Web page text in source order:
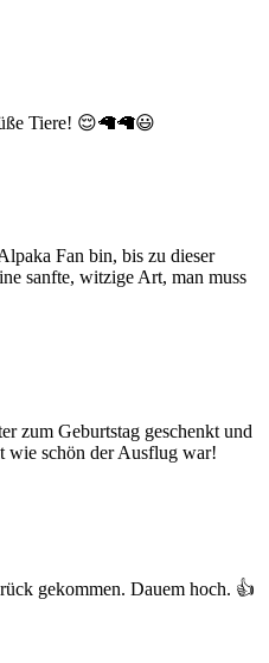
Tiere! 😌🦙🦙😃
Fan bin, bis zu dieser
sanfte, witzige Art, man muss
zum Geburtstag geschenkt und
wie schön der Ausflug war!
gekommen. Dauem hoch. 👍